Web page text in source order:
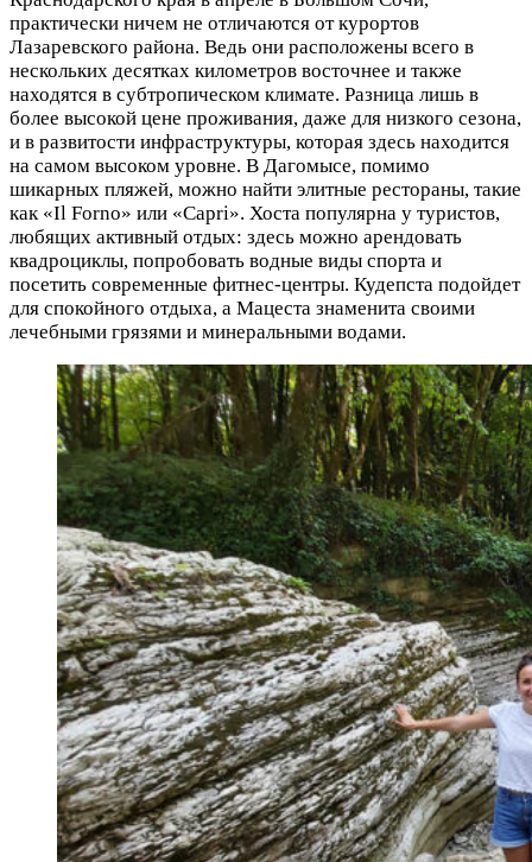
практически ничем не отличаются от курортов
Лазаревского района. Ведь они расположены всего в
нескольких десятках километров восточнее и также
находятся в субтропическом климате. Разница лишь в
более высокой цене проживания, даже для низкого сезона,
и в развитости инфраструктуры, которая здесь находится
на самом высоком уровне. В Дагомысе, помимо
шикарных пляжей, можно найти элитные рестораны, такие
как «Il Forno» или «Capri». Хоста популярна у туристов,
любящих активный отдых: здесь можно арендовать
квадроциклы, попробовать водные виды спорта и
посетить современные фитнес-центры. Кудепста подойдет
для спокойного отдыха, а Мацеста знаменита своими
лечебными грязями и минеральными водами.